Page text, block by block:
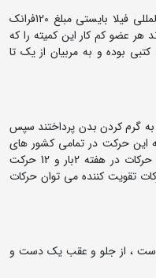
غازاریان تأکید کرد برای گرفتن کارت بین المللی فیلا بایستی مبلغ 120فرانک
عضو کم کار این کمیته را که
بوده و به مربیان از یک تا
نظر غازاریان به گرم کردن بدن پرداختند سپس
این حرکت در تمامی کشور های
دنیا انجام و مورد تأئید فیلا می باشد این حرکات در هفته 2بار و 12 حرکت
تقویت کننده می توان حرکات
، از جلو و عقب یک دست و